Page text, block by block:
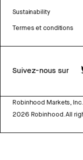
Sustainability
Termes et conditions
Suivez-nous sur
Robinhood Markets,
2026 Robinhood. All